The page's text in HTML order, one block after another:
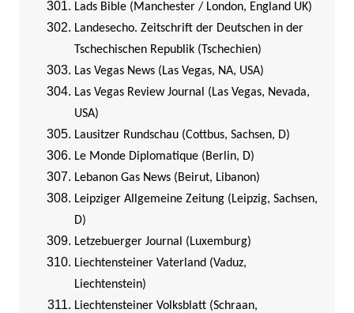
Lads Bible (Manchester / London, England UK)
Landesecho. Zeitschrift der Deutschen in der
Tschechischen Republik (Tschechien)
Las Vegas News (Las Vegas, NA, USA)
Las Vegas Review Journal (Las Vegas, Nevada,
USA)
Lausitzer Rundschau (Cottbus, Sachsen, D)
Le Monde Diplomatique (Berlin, D)
Lebanon Gas News (Beirut, Libanon)
Leipziger Allgemeine Zeitung (Leipzig, Sachsen,
D)
Letzebuerger Journal (Luxemburg)
Liechtensteiner Vaterland (Vaduz,
Liechtenstein)
Liechtensteiner Volksblatt (Schraan,